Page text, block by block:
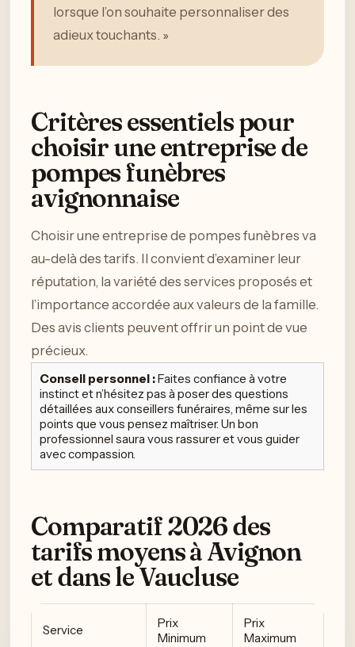
lorsque l’on souhaite personnaliser des
adieux touchants. »
Critères essentiels pour
choisir une entreprise de
pompes funèbres
avignonnaise
Choisir une entreprise de pompes funèbres va
au-delà des tarifs. Il convient d’examiner leur
réputation, la variété des services proposés et
l’importance accordée aux valeurs de la famille.
Des avis clients peuvent offrir un point de vue
précieux.
Conseil personnel :Faites confiance à votre
instinct et n’hésitez pas à poser des questions
détaillées aux conseillers funéraires, même sur les
points que vous pensez maîtriser. Un bon
professionnel saura vous rassurer et vous guider
avec compassion.
Comparatif 2026 des
tarifs moyens à Avignon
et dans le Vaucluse
Service
Prix
Minimum
Prix
Maximum